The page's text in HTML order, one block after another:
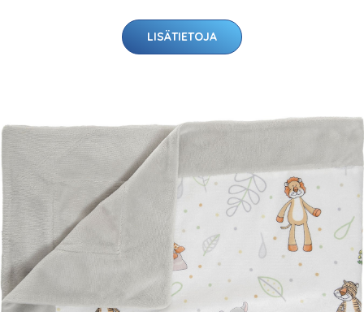
LISÄTIETOJA